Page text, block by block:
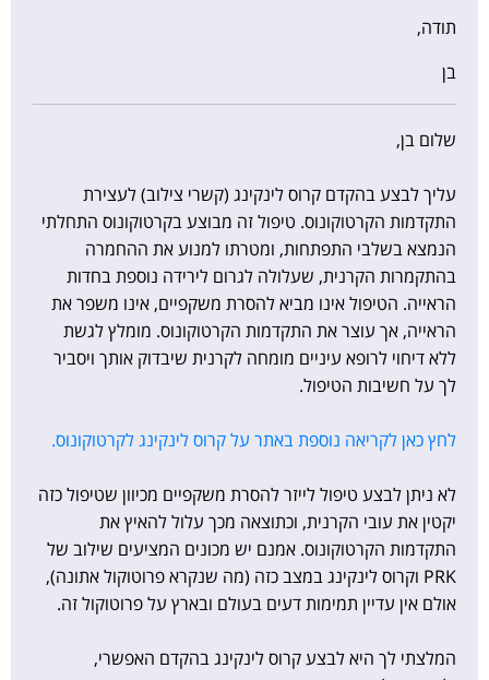
תודה,
בן
שלום בן,
עליך לבצע בהקדם קרוס לינקינג (קשרי צילוב) לעצירת
התקדמות הקרטוקונוס. טיפול זה מבוצע בקרטוקונוס התחלתי
הנמצא בשלבי התפתחות, ומטרתו למנוע את ההחמרה
בהתקמרות הקרנית, שעלולה לגרום לירידה נוספת בחדות
הראייה. הטיפול אינו מביא להסרת משקפיים, אינו משפר את
הראייה, אך עוצר את התקדמות הקרטוקונוס. מומלץ לגשת
ללא דיחוי לרופא עיניים מומחה לקרנית שיבדוק אותך ויסביר
לך על חשיבות הטיפול.
לחץ כאן לקריאה נוספת באתר על קרוס לינקינג לקרטוקונוס.
לא ניתן לבצע טיפול לייזר להסרת משקפיים מכיוון שטיפול כזה
יקטין את עובי הקרנית, וכתוצאה מכך עלול להאיץ את
התקדמות הקרטוקונוס. אמנם יש מכונים המציעים שילוב של
PRK וקרוס לינקינג במצב כזה (מה שנקרא פרוטוקול אתונה),
אולם אין עדיין תמימות דעים בעולם ובארץ על פרוטוקול זה.
המלצתי לך היא לבצע קרוס לינקינג בהקדם האפשרי,